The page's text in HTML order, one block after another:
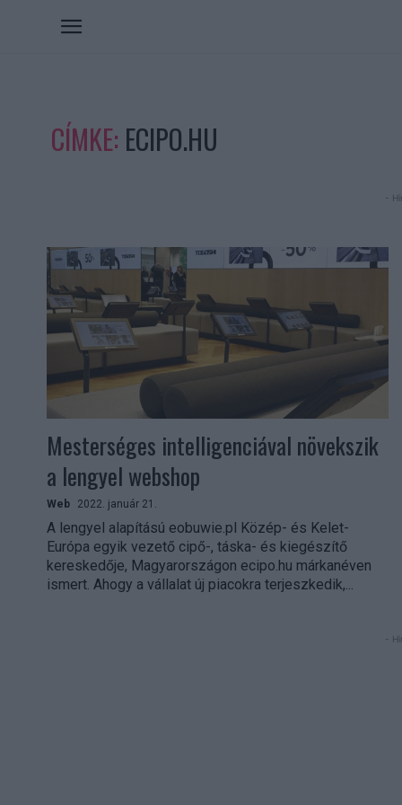
CÍMKE: ECIPO.HU
-
Mesterséges intelligenciával növekszik
a lengyel webshop
Web 2022. január 21.
A lengyel alapítású eobuwie.pl Közép- és Kelet-
Európa egyik vezető cipő-, táska- és kiegészítő
kereskedője, Magyarországon ecipo.hu márkanéven
ismert. Ahogy a vállalat új piacokra terjeszkedik,...
-